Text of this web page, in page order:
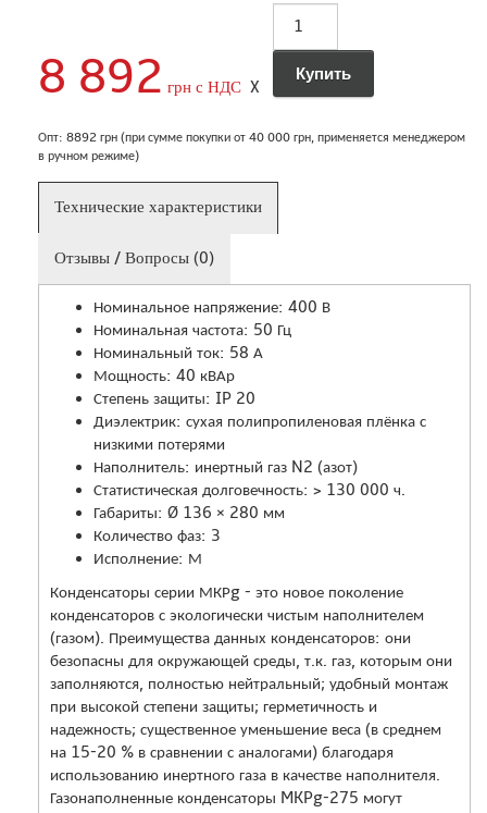
8 892 грн с НДС X
Опт: 8892 грн (при сумме покупки от 40 000 грн, применяется менеджером
в ручном режиме)
Технические характеристики
Отзывы / Вопросы (0)
Номинальное напряжение: 400 В
Номинальная частота: 50 Гц
Номинальный ток: 58 А
Мощность: 40 кВАр
Степень защиты: IP 20
Диэлектрик: сухая полипропиленовая плёнка с
низкими потерями
Наполнитель: инертный газ N2 (азот)
Статистическая долговечность: > 130 000 ч.
Габариты: Ø 136 × 280 мм
Количество фаз: 3
Исполнение: М
Конденсаторы серии МКРg - это новое поколение
конденсаторов с экологически чистым наполнителем
(газом). Преимущества данных конденсаторов: они
безопасны для окружающей среды, т.к. газ, которым они
заполняются, полностью нейтральный; удобный монтаж
при высокой степени защиты; герметичность и
надежность; существенное уменьшение веса (в среднем
на 15-20 % в сравнении с аналогами) благодаря
использованию инертного газа в качестве наполнителя.
Газонаполненные конденсаторы MKPg-275 могут